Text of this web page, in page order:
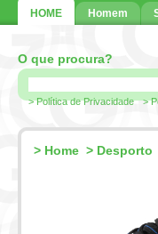
HOME Homem
O que procura?
> Política de Privacidade >
> Home > Desporto